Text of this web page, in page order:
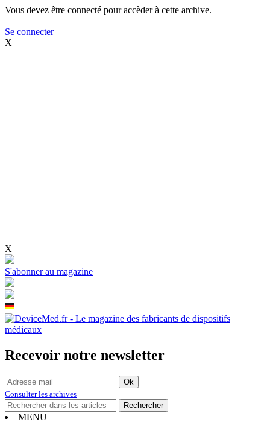
Vous devez être connecté pour accèder à cette archive.
Se connecter
X
X
S'abonner au magazine
Recevoir notre newsletter
Consulter les archives
MENU